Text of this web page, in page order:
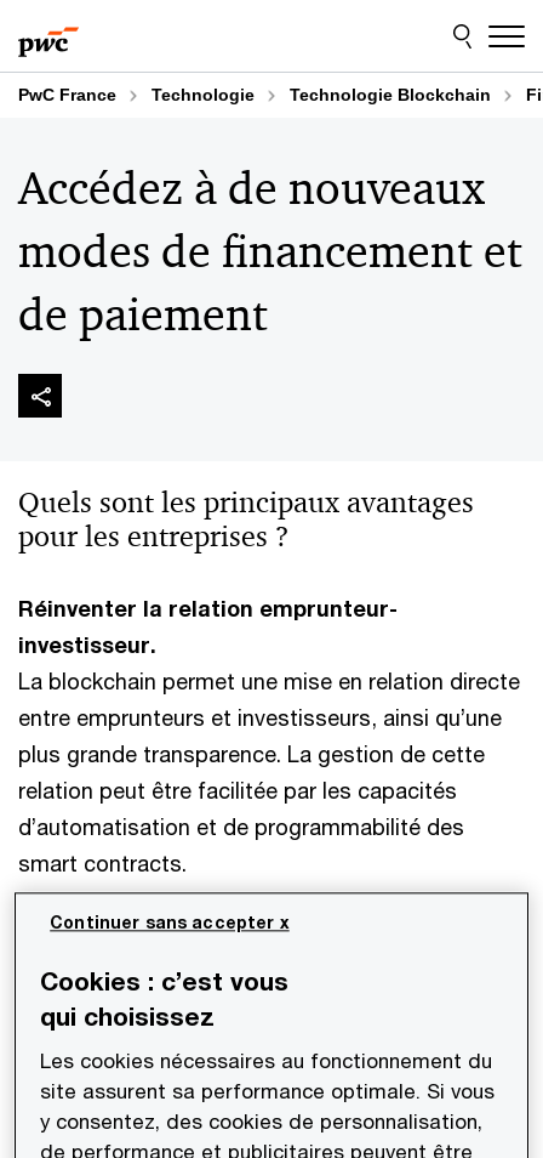
au
contenu
au
pied
dePwC France Technologie Technologie Blockchain
Accédez à de nouveaux
modes de financement et
de paiement
Quels sont les principaux avantages
pour les entreprises ?
Réinventer la relation emprunteur-
investisseur.
La blockchain permet une mise en relation directe
entre emprunteurs et investisseurs, ainsi qu’une
plus grande transparence. La gestion de cette
relation peut être facilitée par les capacités
d’automatisation et de programmabilité des
smart contracts.
Élargir sa base d’investisseurs potentiels.
Il y a près de 1 000 milliards d’euros détenus sous
forme de cryptoactifs, facilement transférables
blockchain. Les émissions de tokens permettent
par ailleurs de bénéficier d’un accès privilégié aux
digital natives et aux investisseurs institutionnels
Cookies : c’est vous
qui choisissez
Les cookies nécessaires au fonctionnement du
site assurent sa performance optimale. Si vous
y consentez, des cookies de personnalisation,
de performance et publicitaires peuvent être
Continuer sans accepter x